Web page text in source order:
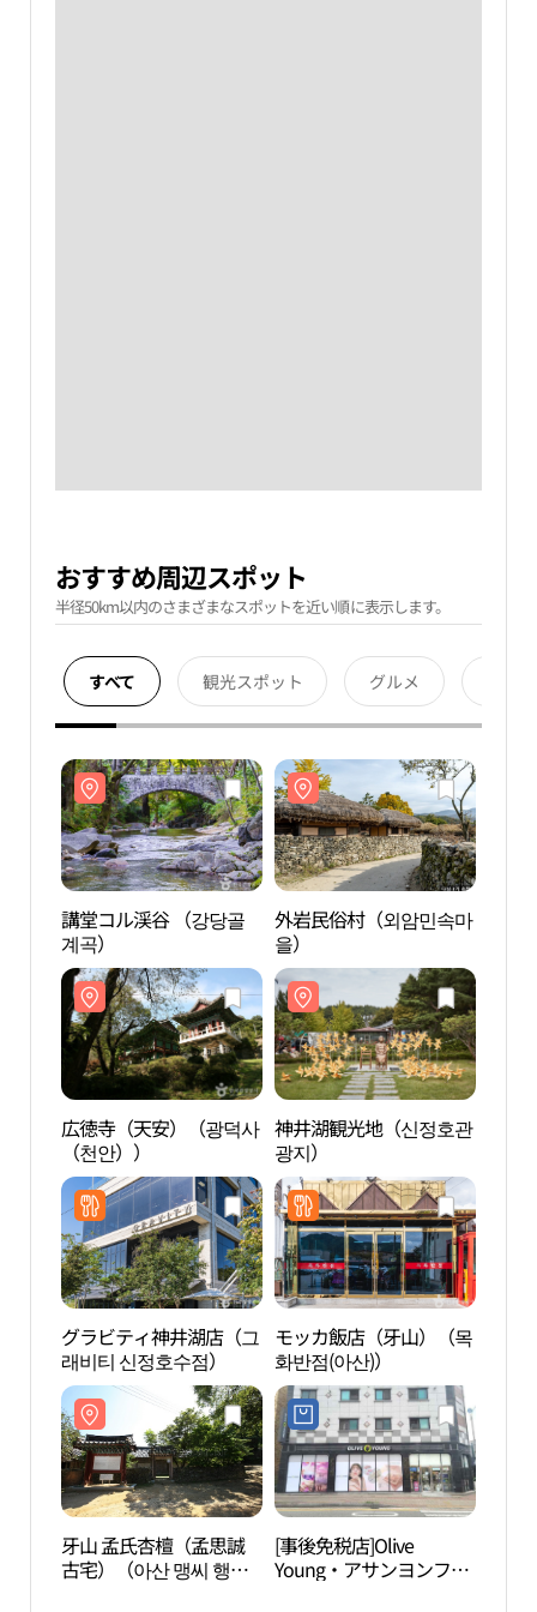
おすすめ周辺スポット
半径50km以内のさまざまなスポットを近い順に表示します。
すべて 観光スポット グルメ
講堂コル渓谷 （강당골
계곡）
外岩民俗村（외암민속마
을）
広徳寺（天安）（광덕사
（천안））
神井湖観光地（신정호관
광지）
グラビティ神井湖店（그
래비티 신정호수점）
モッカ飯店（牙山）（목
화반점(아산)）
牙山 孟氏杏檀（孟思誠
古宅）（아산 맹씨 행단
[事後免税店]Olive
Young・アサンヨンファ